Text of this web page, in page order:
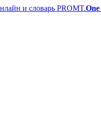
PROMT.One